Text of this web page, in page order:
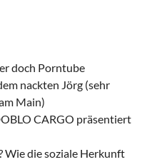
doch Porntube
nackten Jörg (sehr
Main)
CARGO präsentiert
Wie die soziale Herkunft